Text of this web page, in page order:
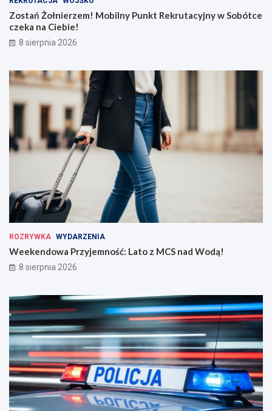
Zostań Żołnierzem! Mobilny Punkt Rekrutacyjny w Sobótce
czeka na Ciebie!
8 sierpnia 2026
ROZRYWKA WYDARZENIA
Weekendowa Przyjemność: Lato z MCS nad Wodą!
8 sierpnia 2026